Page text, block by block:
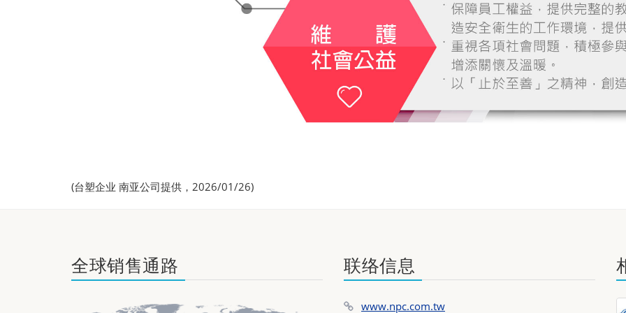
(台塑企业 南亚公司提供，2026/01/26)
全球销售通路 联络信息
www.npc.com.tw